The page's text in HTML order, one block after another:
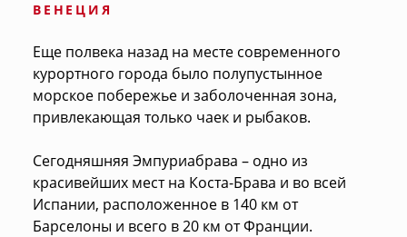
ВЕНЕЦИЯ
Еще полвека назад на месте современного
курортного города было полупустынное
морское побережье и заболоченная зона,
привлекающая только чаек и рыбаков.
Сегодняшняя Эмпуриабрава – одно из
красивейших мест на Коста-Брава и во всей
Испании, расположенное в 140 км от
Барселоны и всего в 20 км от Франции.